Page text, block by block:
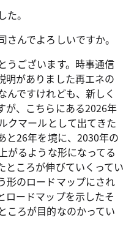
。
さんでよろしいですか。
うございます。時事通信
明がありました再エネの
んですけれども、新しく
が、こちらにある2026年
クマールとして出てきた
と26年を境に、2030年の
がるような形になってる
ところが伸びていくってい
形のロードマップにされ
ロードマップを示したそ
ころが目的なのかってい